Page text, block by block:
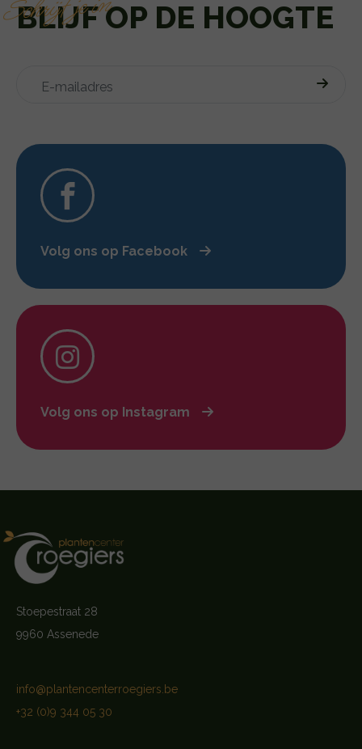
BLIJF OP DE HOOGTE
Volg ons op Facebook
Volg ons op Instagram
Stoepestraat 28
9960 Assenede
info@plantencenterroegiers.be
+32 (0)9 344 05 30